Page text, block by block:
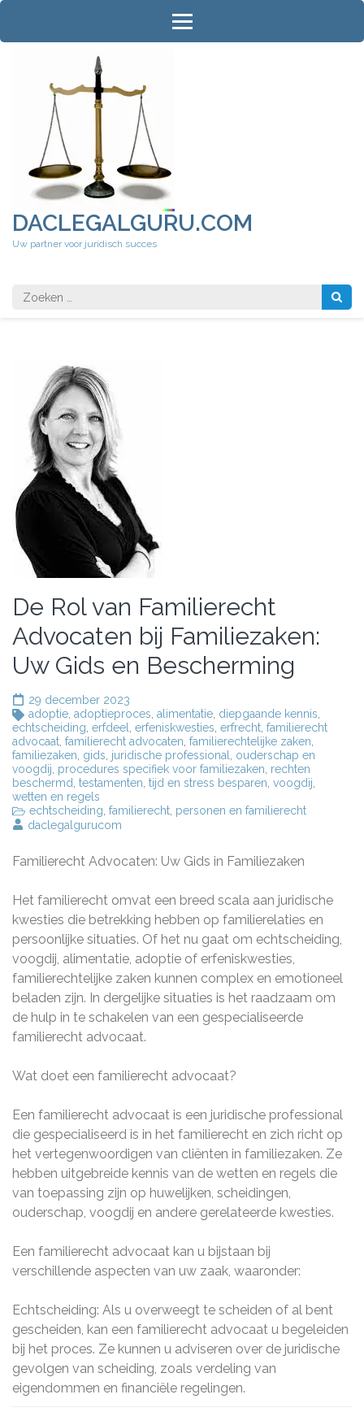
Ga
inhoud
DACLEGALGURU.COM
Uw partner voor juridisch succes
Zoeken
naar:
De Rol van Familierecht
Advocaten bij Familiezaken:
Uw Gids en Bescherming
29 december 2023
adoptie adoptieproces alimentatie diepgaande kennis
echtscheiding erfdeel erfeniskwesties erfrecht familierecht
advocaat familierecht advocaten familierechtelijke zaken
familiezaken gids juridische professional
ouderschap en
voogdij procedures specifiek voor familiezaken rechten
beschermd testamenten tijd en stress besparen voogdij
wetten en regels
echtscheiding familierecht personen en familierecht
daclegalgurucom
Familierecht Advocaten: Uw Gids in Familiezaken
Het familierecht omvat een breed scala aan juridische
kwesties die betrekking hebben op familierelaties en
persoonlijke situaties. Of het nu gaat om echtscheiding,
voogdij, alimentatie, adoptie of erfeniskwesties,
familierechtelijke zaken kunnen complex en emotioneel
beladen zijn. In dergelijke situaties is het raadzaam om
de hulp in te schakelen van een gespecialiseerde
familierecht advocaat.
Wat doet een familierecht advocaat?
Een familierecht advocaat is een juridische professional
die gespecialiseerd is in het familierecht en zich richt op
het vertegenwoordigen van cliënten in familiezaken. Ze
hebben uitgebreide kennis van de wetten en regels die
van toepassing zijn op huwelijken, scheidingen,
ouderschap, voogdij en andere gerelateerde kwesties.
Een familierecht advocaat kan u bijstaan bij
verschillende aspecten van uw zaak, waaronder:
Echtscheiding: Als u overweegt te scheiden of al bent
gescheiden, kan een familierecht advocaat u begeleiden
bij het proces. Ze kunnen u adviseren over de juridische
gevolgen van scheiding, zoals verdeling van
eigendommen en financiële regelingen.